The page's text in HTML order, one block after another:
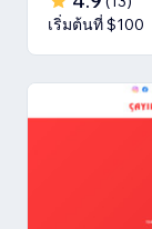
เริ่มต้นที่ $100